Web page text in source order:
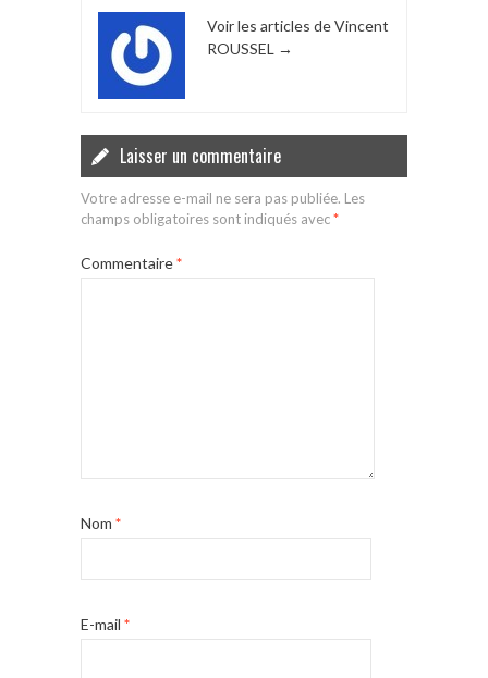
Voir les articles de Vincent
ROUSSEL →
Laisser un commentaire
Votre adresse e-mail ne sera pas publiée. Les
champs obligatoires sont indiqués avec*
Commentaire*
Nom *
E-mail *